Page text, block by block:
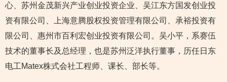
心、苏州金茂新兴产业创业投资企业、吴江东方国发创业投
资有限公司、上海意腾股权投资管理有限公司、承裕投资有
限公司、惠州市百利宏创业投资有限公司。吴小平，系赛伍
技术的董事长及总经理，也是苏州泛洋执行董事，历任日东
电工Matex株式会社工程师、课长、部长等。